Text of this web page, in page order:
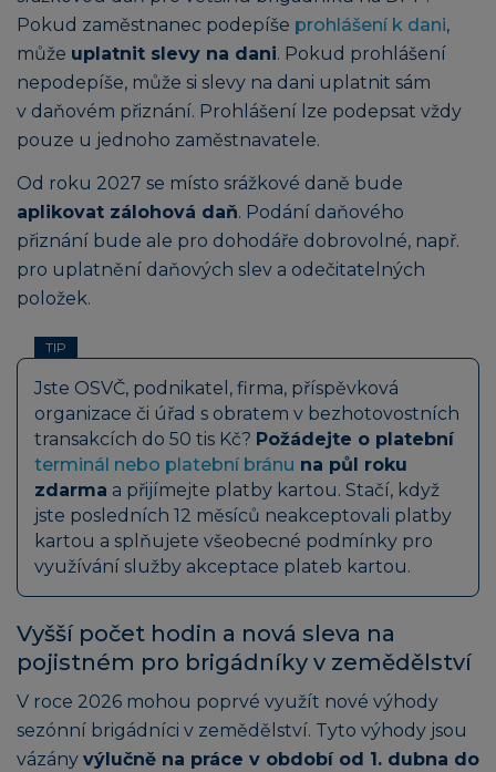
Pokud zaměstnanec podepíše prohlášení k dani,
může uplatnit slevy na dani. Pokud prohlášení
nepodepíše, může si slevy na dani uplatnit sám
v daňovém přiznání. Prohlášení lze podepsat vždy
pouze u jednoho zaměstnavatele.
Od roku 2027 se místo srážkové daně bude
aplikovat zálohová daň. Podání daňového
přiznání bude ale pro dohodáře dobrovolné, např.
pro uplatnění daňových slev a odečitatelných
položek.
TIP
Jste OSVČ, podnikatel, firma, příspěvková
organizace či úřad s obratem v bezhotovostních
transakcích do 50 tis Kč? Požádejte o platební
terminál nebo platební bránu na půl roku
zdarma a přijímejte platby kartou. Stačí, když
jste posledních 12 měsíců neakceptovali platby
kartou a splňujete všeobecné podmínky pro
využívání služby akceptace plateb kartou.
Vyšší počet hodin a nová sleva na
pojistném pro brigádníky v zemědělství
V roce 2026 mohou poprvé využít nové výhody
sezónní brigádníci v zemědělství. Tyto výhody jsou
vázány výlučně na práce v období od 1. dubna do